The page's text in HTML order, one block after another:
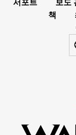
서포트 보도
책